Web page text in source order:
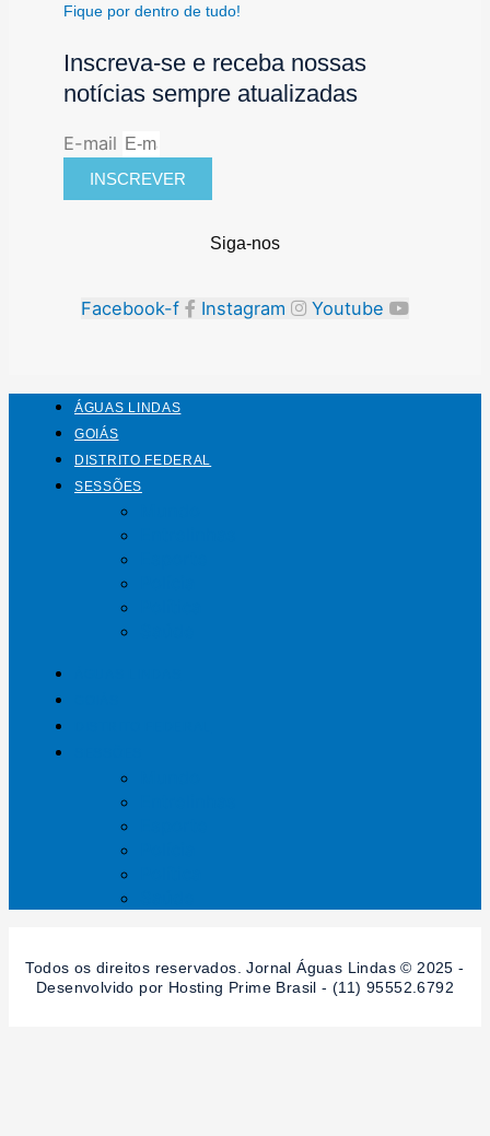
Fique por dentro de tudo!
Inscreva-se e receba nossas
notícias sempre atualizadas
E-mail
INSCREVER
Siga-nos
Facebook-f Instagram Youtube
ÁGUAS LINDAS
GOIÁS
DISTRITO FEDERAL
SESSÕES
Todos os direitos reservados. Jornal Águas Lindas © 2025 -
Desenvolvido por Hosting Prime Brasil - (11) 95552.6792